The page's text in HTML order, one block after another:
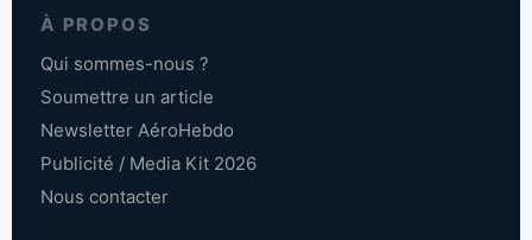
À PROPOS
Qui sommes-nous ?
Soumettre un article
Newsletter AéroHebdo
Publicité / Media Kit 2026
Nous contacter